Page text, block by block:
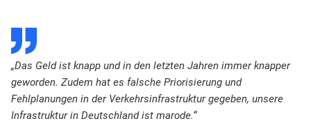
D
„Das Geld ist knapp und in den letzten Jahren immer knapper
geworden. Zudem hat es falsche Priorisierung und
Fehlplanungen in der Verkehrsinfrastruktur gegeben, unsere
Infrastruktur in Deutschland ist marode.“